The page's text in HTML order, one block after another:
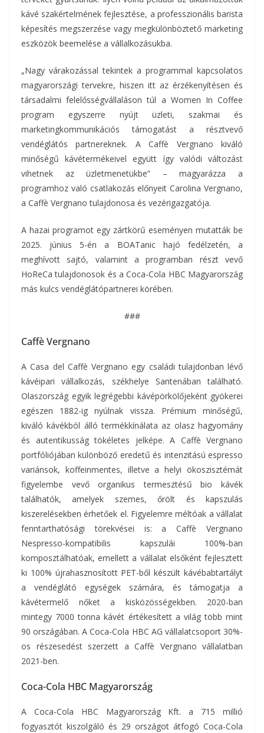
kávé szakértelmének fejlesztése, a professzionális barista
képesítés megszerzése vagy megkülönböztető marketing
eszközök beemelése a vállalkozásukba.
„Nagy várakozással tekintek a programmal kapcsolatos
magyarországi tervekre, hiszen itt az érzékenyítésen és
társadalmi felelősségvállaláson túl a Women In Coffee
program egyszerre nyújt üzleti, szakmai és
marketingkommunikációs támogatást a résztvevő
vendéglátós partnereknek. A Caffè Vergnano kiváló
minőségű kávétermékeivel együtt így valódi változást
vihetnek az üzletmenetükbe” – magyarázza a
programhoz való csatlakozás előnyeit Carolina Vergnano,
a Caffè Vergnano tulajdonosa és vezérigazgatója.
A hazai programot egy zártkörű eseményen mutatták be
2025. június 5-én a BOATanic hajó fedélzetén, a
meghívott sajtó, valamint a programban részt vevő
HoReCa tulajdonosok és a Coca-Cola HBC Magyarország
más kulcs vendéglátópartnerei körében.
###
Caffè Vergnano
A Casa del Caffè Vergnano egy családi tulajdonban lévő
kávéipari vállalkozás, székhelye Santenában található.
Olaszország egyik legrégebbi kávépörkölőjeként gyökerei
egészen 1882-ig nyúlnak vissza. Prémium minőségű,
kiváló kávékból álló termékkínálata az olasz hagyomány
és autentikusság tökéletes jelképe. A Caffè Vergnano
portfóliójában különböző eredetű és intenzitású espresso
variánsok, koffeinmentes, illetve a helyi ökoszisztémát
figyelembe vevő organikus termesztésű bio kávék
találhatók, amelyek szemes, őrölt és kapszulás
kiszerelésekben érhetőek el. Figyelemre méltóak a vállalat
fenntarthatósági törekvései is: a Caffè Vergnano
Nespresso-kompatibilis kapszulái 100%-ban
komposztálhatóak, emellett a vállalat elsőként fejlesztett
ki 100% újrahasznosított PET-ből készült kávébabtartályt
a vendéglátó egységek számára, és támogatja a
kávétermelő nőket a kisközösségekben. 2020-ban
mintegy 7000 tonna kávét értékesített a világ több mint
90 országában. A Coca-Cola HBC AG vállalatcsoport 30%-
os részesedést szerzett a Caffè Vergnano vállalatban
2021-ben.
Coca-Cola HBC Magyarország
A Coca-Cola HBC Magyarország Kft. a 715 millió
fogyasztót kiszolgáló és 29 országot átfogó Coca-Cola